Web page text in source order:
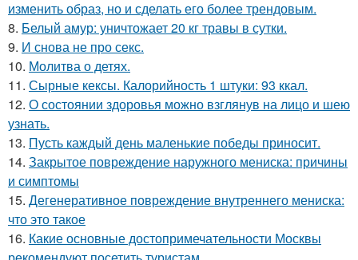
изменить образ, но и сделать его более трендовым.
8. Белый амур: уничтожает 20 кг травы в сутки.
9. И снова не про секс.
10. Молитва о детях.
11. Сырные кексы. Калорийность 1 штуки: 93 ккал.
12. О состоянии здоровья можно взглянув на лицо и шею
узнать.
13. Пусть каждый день маленькие победы приносит.
14. Закрытое повреждение наружного мениска: причины
и симптомы
15. Дегенеративное повреждение внутреннего мениска:
что это такое
16. Какие основные достопримечательности Москвы